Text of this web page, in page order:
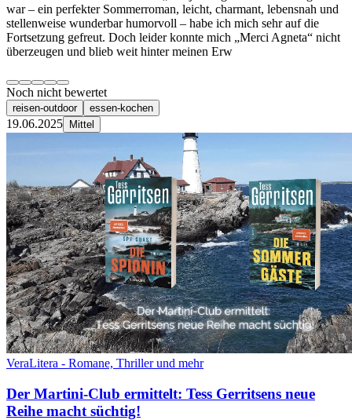
war – ein perfekter Sommerroman, leicht, charmant, lebensnah und
stellenweise wunderbar humorvoll – habe ich mich sehr auf die
Fortsetzung gefreut. Doch leider konnte mich „Merci Agneta“ nicht
überzeugen und blieb weit hinter meinen Erw
Noch nicht bewertet
reisen-outdoor essen-kochen
19.06.2025 Mittel
VeraLitera - Romane, Thriller und mehr
Der Martini-Club ermittelt: Tess Gerritsens neue
Reihe macht süchtig!